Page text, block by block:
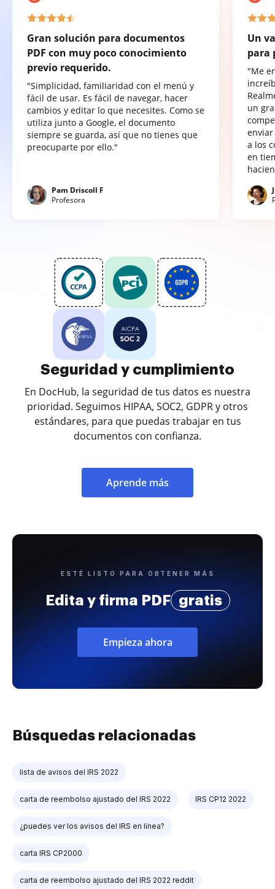
Gran solución para documentos
PDF con muy poco conocimiento
previo requerido.
"Simplicidad, familiaridad con el menú y
fácil de usar. Es fácil de navegar, hacer
cambios y editar lo que necesites. Como se
utiliza junto a Google, el documento
siempre se guarda, así que no tienes que
preocuparte por ello."
Pam Driscoll F
Profesora
Un
para
"Me
un
a los
en
Seguridad y cumplimiento
En DocHub, la seguridad de tus datos es nuestra
prioridad. Seguimos HIPAA, SOC2, GDPR y otros
estándares, para que puedas trabajar en tus
documentos con confianza.
Aprende más
ESTÉ LISTO PARA OBTENER MÁS
Edita y firma PDF gratis
Empieza ahora
Búsquedas relacionadas
lista de avisos del IRS 2022
carta de reembolso ajustado del IRS 2022 IRS CP12 2022
¿puedes ver los avisos del IRS en línea?
carta IRS CP2000
carta de reembolso ajustado del IRS 2022 reddit